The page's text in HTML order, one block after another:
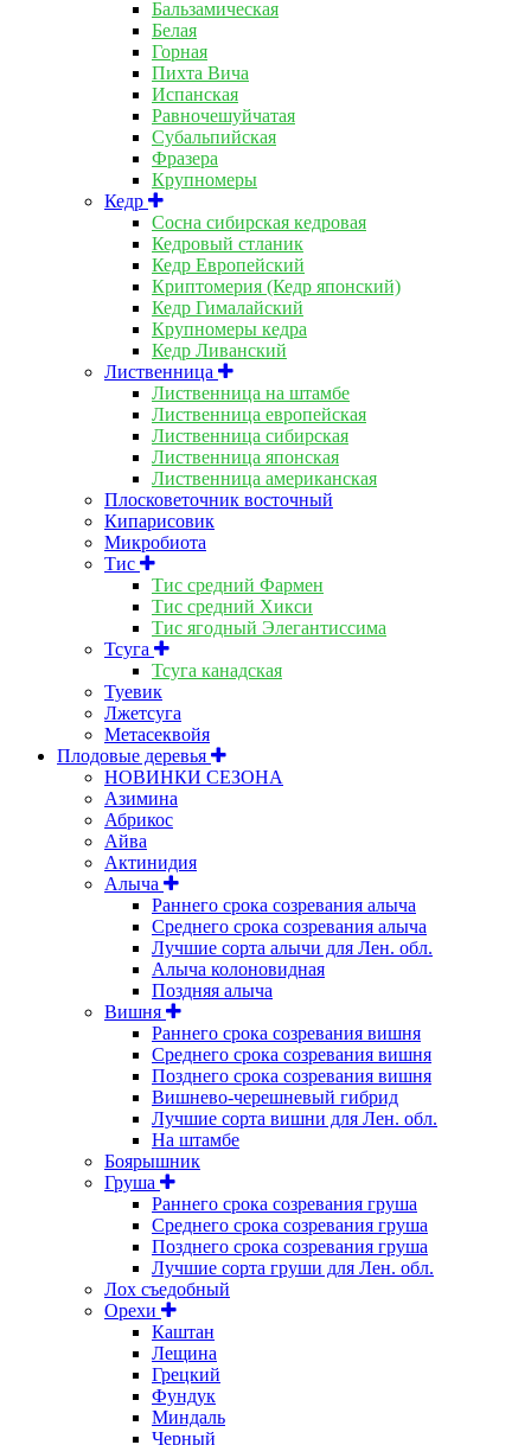
Бальзамическая
Белая
Горная
Пихта Вича
Испанская
Равночешуйчатая
Субальпийская
Фразера
Крупномеры
Кедр
Сосна сибирская кедровая
Кедровый стланик
Кедр Европейский
Криптомерия (Кедр японский)
Кедр Гималайский
Крупномеры кедра
Кедр Ливанский
Лиственница
Лиственница на штамбе
Лиственница европейская
Лиственница сибирская
Лиственница японская
Лиственница американская
Плосковеточник восточный
Кипарисовик
Микробиота
Тис
Тис средний Фармен
Тис средний Хикси
Тис ягодный Элегантиссима
Тсуга
Тсуга канадская
Туевик
Лжетсуга
Метасеквойя
Плодовые деревья
НОВИНКИ СЕЗОНА
Азимина
Абрикос
Айва
Актинидия
Алыча
Раннего срока созревания алыча
Среднего срока созревания алыча
Лучшие сорта алычи для Лен. обл.
Алыча колоновидная
Поздняя алыча
Вишня
Раннего срока созревания вишня
Среднего срока созревания вишня
Позднего срока созревания вишня
Вишнево-черешневый гибрид
Лучшие сорта вишни для Лен. обл.
На штамбе
Боярышник
Груша
Раннего срока созревания груша
Среднего срока созревания груша
Позднего срока созревания груша
Лучшие сорта груши для Лен. обл.
Лох съедобный
Орехи
Каштан
Лещина
Грецкий
Фундук
Миндаль
Черный